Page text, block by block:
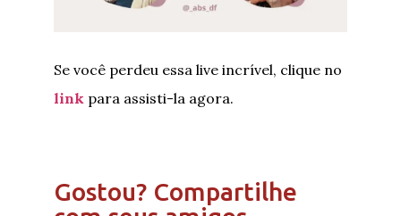
Se você perdeu essa live incrível, clique no
link para assisti-la agora.
Gostou? Compartilhe